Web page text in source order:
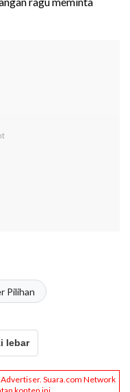
Pilihan
lebar